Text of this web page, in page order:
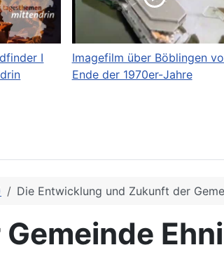
I
Imagefilm über Böblingen
Ende der 1970er-Jahre
Die Entwicklung und Zukunft der